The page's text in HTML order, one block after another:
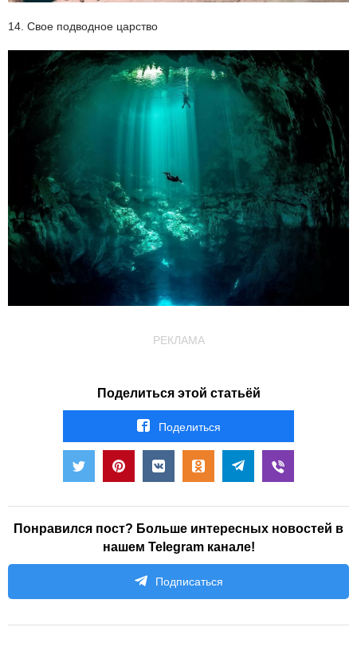
14. Свое подводное царство
РЕКЛАМА
Поделиться этой статьёй
Поделиться
Понравился пост? Больше интересных новостей в
нашем Telegram канале!
Подписаться